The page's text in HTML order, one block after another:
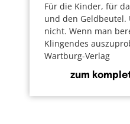
Für die Kinder, für
und den Geldbeutel.
nicht. Wenn man
Klingendes
Wartburg-Verlag
zum